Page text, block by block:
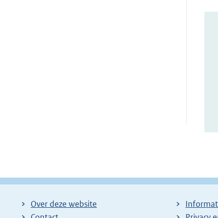
Over deze website